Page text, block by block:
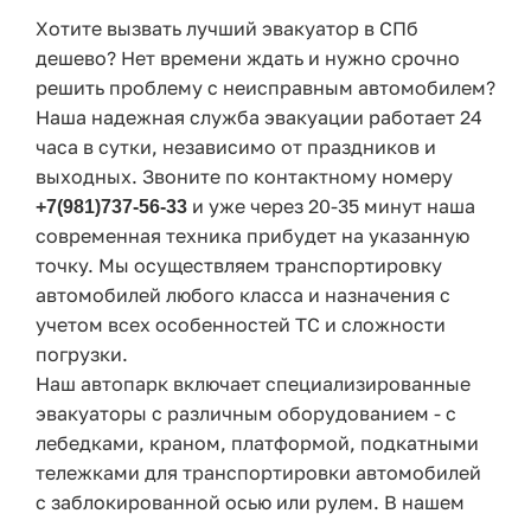
Хотите вызвать лучший эвакуатор в СПб
дешево? Нет времени ждать и нужно срочно
решить проблему с неисправным автомобилем?
Наша надежная служба эвакуации работает 24
часа в сутки, независимо от праздников и
выходных. Звоните по контактному номеру
+7(981)737-56-33 и уже через 20-35 минут наша
современная техника прибудет на указанную
точку. Мы осуществляем транспортировку
автомобилей любого класса и назначения с
учетом всех особенностей ТС и сложности
погрузки.
Наш автопарк включает специализированные
эвакуаторы с различным оборудованием - с
лебедками, краном, платформой, подкатными
тележками для транспортировки автомобилей
с заблокированной осью или рулем. В нашем